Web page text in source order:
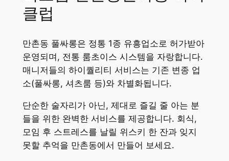
클럽
만촌동 풀싸롱은 정통 1종 유흥업소로 허가받아
운영되며, 전통 룸초이스 시스템을 자랑합니다.
매니저들의 하이퀄리티 서비스는 기존 변종 업
소(풀싸롱, 셔츠룸 등)와 차별화됩니다.
단순한 술자리가 아닌, 제대로 즐길 줄 아는 분
들을 위한 완벽한 서비스를 제공합니다. 회식,
모임 후 스트레스를 날릴 위스키 한 잔과 잊지
못할 추억을 만촌동에서 만들어 보세요.